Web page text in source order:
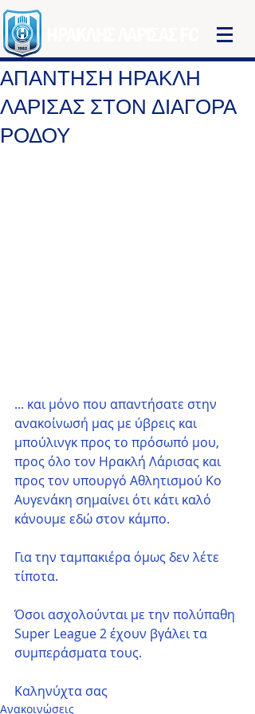
ΑΠΑΝΤΗΣΗ ΗΡΑΚΛΗ
ΛΑΡΙΣΑΣ ΣΤΟΝ ΔΙΑΓΟΡΑ
ΡΟΔΟΥ
... και μόνο που απαντήσατε στην
ανακοίνωσή μας με ύβρεις και
μπούλινγκ προς το πρόσωπό μου,
προς όλο τον Ηρακλή Λάρισας και
προς τον υπουργό Αθλητισμού Κο
Αυγενάκη σημαίνει ότι κάτι καλό
κάνουμε εδώ στον κάμπο.
Για την ταμπακιέρα όμως δεν λέτε
τίποτα.
Όσοι ασχολούνται με την πολύπαθη
Super League 2 έχουν βγάλει τα
συμπεράσματα τους.
Καληνύχτα σας
Ανακοινώσεις